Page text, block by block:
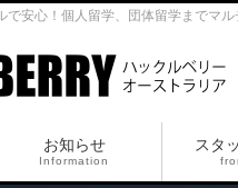
安心！個人留学、団体留学までマ
お知らせ
Information
スタ